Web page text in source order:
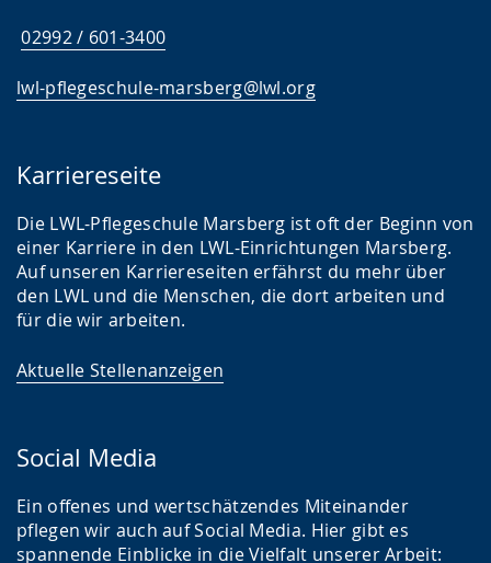
02992 / 601-3400
lwl-pflegeschule-marsberg@lwl.org
Karriereseite
Die LWL-Pflegeschule Marsberg ist oft der Beginn von
einer Karriere in den LWL-Einrichtungen Marsberg.
Auf unseren Karriereseiten erfährst du mehr über
den LWL und die Menschen, die dort arbeiten und
für die wir arbeiten.
Aktuelle Stellenanzeigen
Social Media
Ein offenes und wertschätzendes Miteinander
pflegen wir auch auf Social Media. Hier gibt es
spannende Einblicke in die Vielfalt unserer Arbeit: